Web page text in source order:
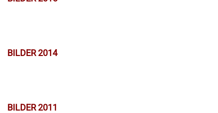
BILDER 2014
BILDER 2011